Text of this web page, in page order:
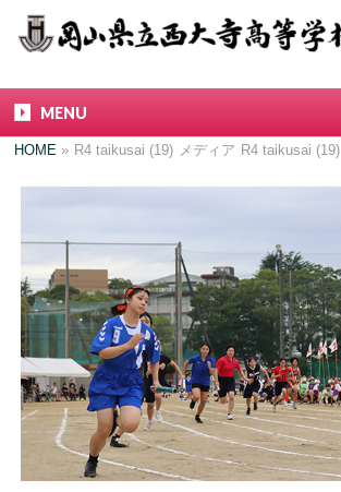
MENU
HOME » R4 taikusai (19) メディア R4 taikusai (19)